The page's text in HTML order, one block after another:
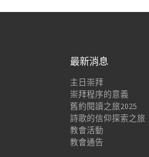
最新消息
主日崇拜
崇拜程序的意義
舊約閱讀之旅2025
詩歌的信仰探索之旅
教會活動
教會通告